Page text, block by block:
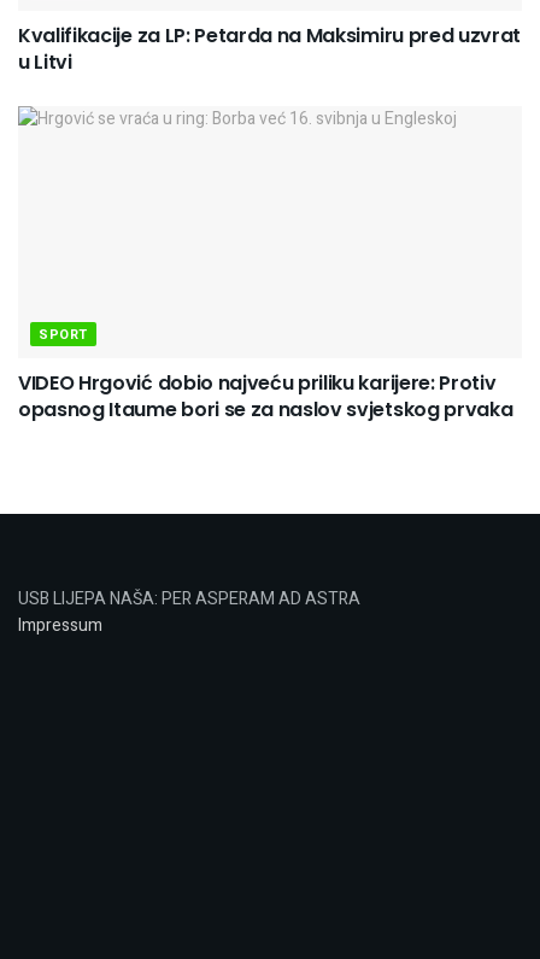
Kvalifikacije za LP: Petarda na Maksimiru pred uzvrat
u Litvi
SPORT
VIDEO Hrgović dobio najveću priliku karijere: Protiv
opasnog Itaume bori se za naslov svjetskog prvaka
USB LIJEPA NAŠA: PER ASPERAM AD ASTRA
Impressum